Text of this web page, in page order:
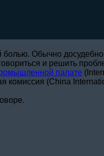
болью. Обычно
и решить
палате
комиссия (China